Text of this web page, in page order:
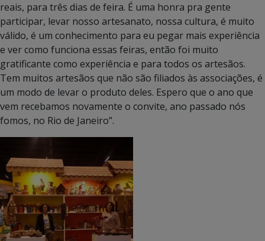
reais, para três dias de feira. É uma honra pra gente
participar, levar nosso artesanato, nossa cultura, é muito
válido, é um conhecimento para eu pegar mais experiência
e ver como funciona essas feiras, então foi muito
gratificante como experiência e para todos os artesãos.
Tem muitos artesãos que não são filiados às associações, é
um modo de levar o produto deles. Espero que o ano que
vem recebamos novamente o convite, ano passado nós
fomos, no Rio de Janeiro”.